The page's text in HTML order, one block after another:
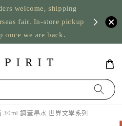
welcome, shipping
fair. In-store pickup
once we are back.
US
鋼筆墨水 世界文學系列